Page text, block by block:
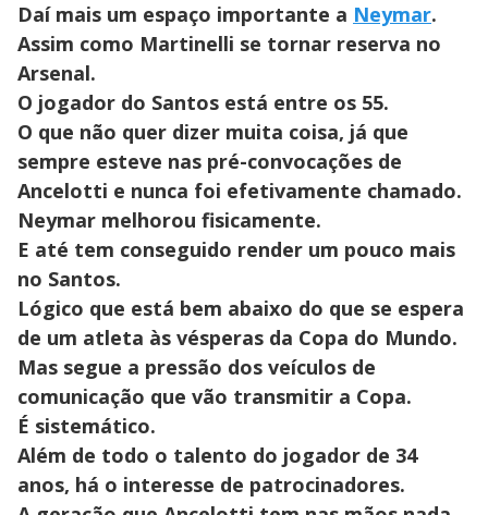
Daí mais um espaço importante a Neymar.
Assim como Martinelli se tornar reserva no
Arsenal.
O jogador do Santos está entre os 55.
O que não quer dizer muita coisa, já que
sempre esteve nas pré-convocações de
Ancelotti e nunca foi efetivamente chamado.
Neymar melhorou fisicamente.
E até tem conseguido render um pouco mais
no Santos.
Lógico que está bem abaixo do que se espera
de um atleta às vésperas da Copa do Mundo.
Mas segue a pressão dos veículos de
comunicação que vão transmitir a Copa.
É sistemático.
Além de todo o talento do jogador de 34
anos, há o interesse de patrocinadores.